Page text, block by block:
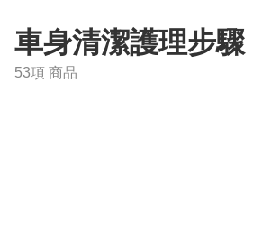
車身清潔護理步驟
53項 商品